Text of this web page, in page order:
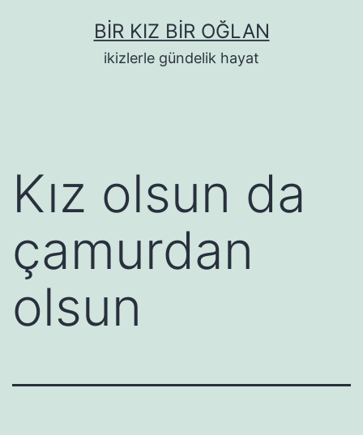
BIR KIZ BIR OĞLAN
ikizlerle gündelik hayat
Kız olsun da
çamurdan
olsun